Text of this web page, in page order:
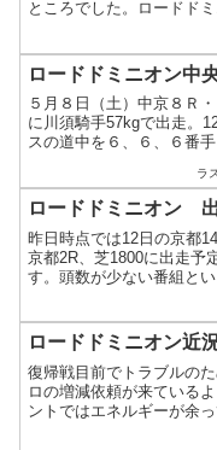
ところでした。ロードド
ロードドミニオン中
５月８日（土）中京８Ｒ
に川須騎手57kgで出走。
スの道中を６、６、６番
ラ
ロードドミニオン
昨日時点では12日の京都
京都2R、芝1800に出走予
す。頭数が少ない番組と
ロードドミニオン近
復帰戦目前でトラブルの
ロの増減依頼が来ている
ントではエネルギーが余
短距離向きなのも納得。